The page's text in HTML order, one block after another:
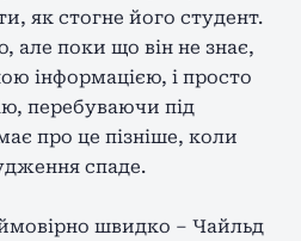
як стогне його студент.
але поки що він не знає,
інформацією, і просто
перебуваючи під
про це пізніше, коли
спаде.
швидко – Чайльд